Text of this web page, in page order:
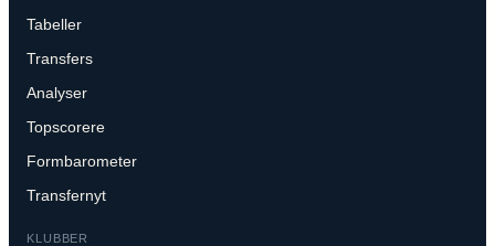
Tabeller
Transfers
Analyser
Topscorere
Formbarometer
Transfernyt
KLUBBER